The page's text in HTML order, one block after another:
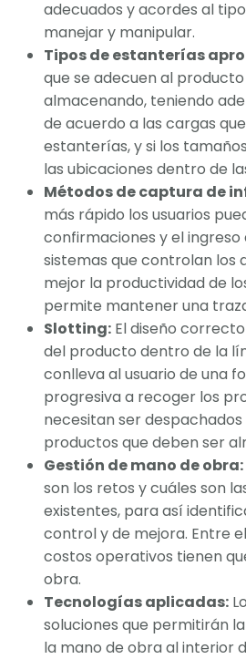
adecuados y acordes al
manejar y manipular.
Tipos de estanterías
que se adecuen al
almacenando, teniendo
de acuerdo a las cargas
estanterías, y si los
las ubicaciones dentro de
Métodos de captura de
más rápido los usuarios
confirmaciones y el ingreso
sistemas que controlan los
mejor la productividad de
permite mantener una
Slotting: El diseño
del producto dentro de la
conlleva al usuario de una
progresiva a recoger los
necesitan ser
productos que deben ser
Gestión de mano de obra:
son los retos y cuáles son
existentes, para así
control y de mejora. Entre
costos operativos tienen
obra.
Tecnologías aplicadas:
soluciones que permitirán
la mano de obra al interior